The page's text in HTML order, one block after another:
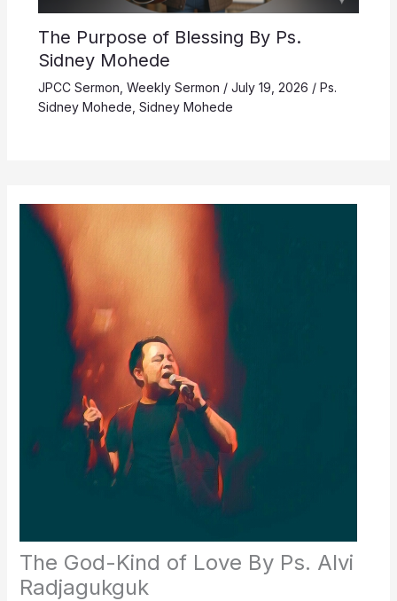
The Purpose of Blessing By Ps.
Sidney Mohede
JPCC Sermon Weekly Sermon / July 19, 2026 / Ps.
Sidney Mohede Sidney Mohede
The God-Kind of Love By Ps. Alvi
Radjagukguk